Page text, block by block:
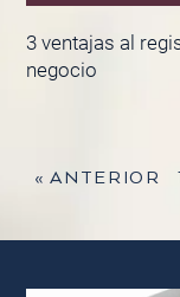
3 ventajas al
negocio
« ANTERIOR